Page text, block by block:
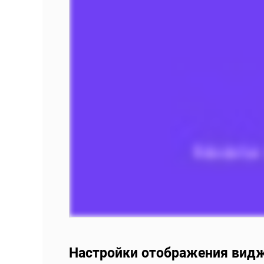
Настройки отображения